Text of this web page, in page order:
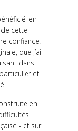
en
cette
confiance.
que j’ai
dans
et
en
- et sur